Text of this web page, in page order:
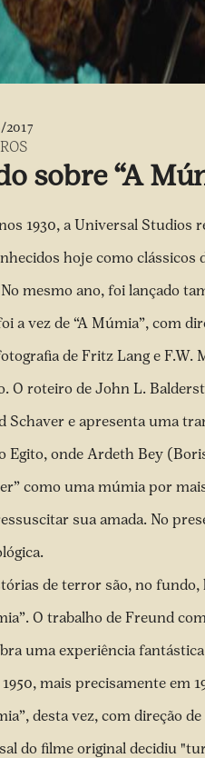
2017
sobre “A
1930, a Universal
hoje como
mesmo ano, foi lançado
a vez de “A Múmia”, com
de Fritz Lang e
O roteiro de John L.
Schaver e apresenta uma
Egito, onde Ardeth Bey
como uma múmia por
sua amada. No
de terror são, no
O trabalho de Freund
uma experiência
mais precisamente em
desta vez, com direção
do filme original decidiu